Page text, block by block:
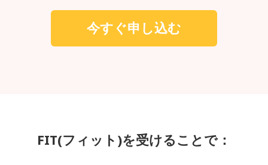
今すぐ申し込む
FIT(フィット)を受けることで：